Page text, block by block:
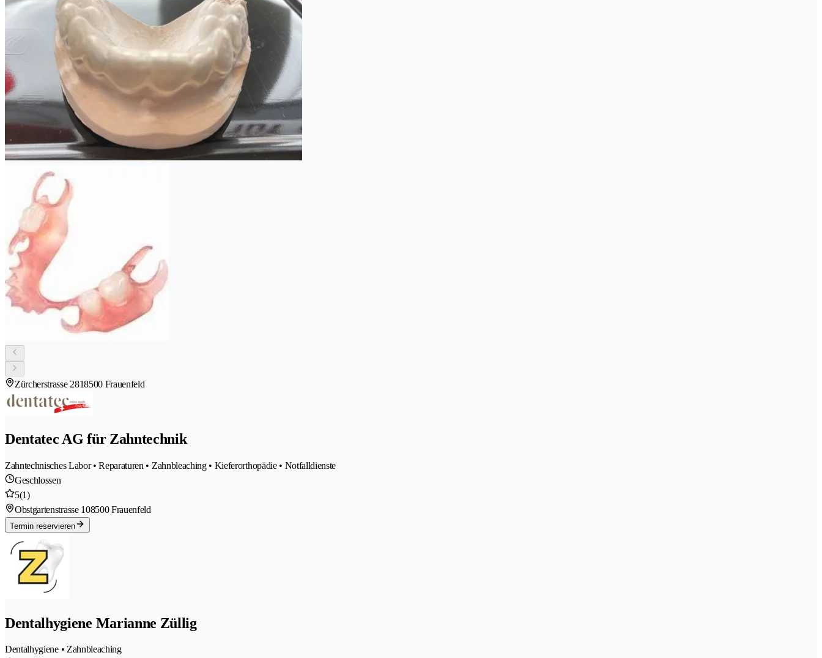
Zürcherstrasse 2818500 Frauenfeld
Dentatec AG für Zahntechnik
Zahntechnisches Labor • Reparaturen • Zahnbleaching • Kieferorthopädie • Notfalldienste
Geschlossen
5(1)
Obstgartenstrasse 108500 Frauenfeld
Termin reservieren
Dentalhygiene Marianne Züllig
Dentalhygiene • Zahnbleaching